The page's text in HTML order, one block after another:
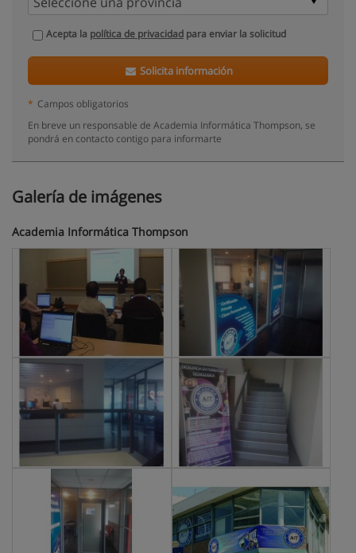
Acepta la política de privacidad para enviar la solicitud
Solicita información
* Campos obligatorios
En breve un responsable de Academia Informática Thompson, se
pondrá en contacto contigo para informarte
Galería de imágenes
Academia Informática Thompson